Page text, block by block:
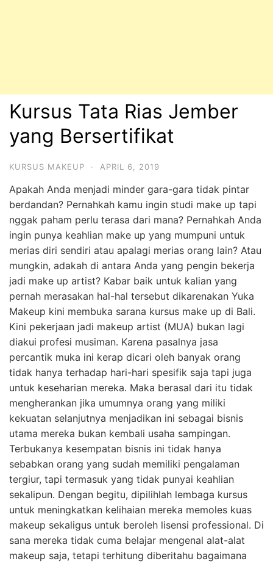
Kursus Tata Rias Jember
yang Bersertifikat
KURSUS MAKEUP · APRIL 6, 2019
Apakah Anda menjadi minder gara-gara tidak pintar
berdandan? Pernahkah kamu ingin studi make up tapi
nggak paham perlu terasa dari mana? Pernahkah Anda
ingin punya keahlian make up yang mumpuni untuk
merias diri sendiri atau apalagi merias orang lain? Atau
mungkin, adakah di antara Anda yang pengin bekerja
jadi make up artist? Kabar baik untuk kalian yang
pernah merasakan hal-hal tersebut dikarenakan Yuka
Makeup kini membuka sarana kursus make up di Bali.
Kini pekerjaan jadi makeup artist (MUA) bukan lagi
diakui profesi musiman. Karena pasalnya jasa
percantik muka ini kerap dicari oleh banyak orang
tidak hanya terhadap hari-hari spesifik saja tapi juga
untuk keseharian mereka. Maka berasal dari itu tidak
mengherankan jika umumnya orang yang miliki
kekuatan selanjutnya menjadikan ini sebagai bisnis
utama mereka bukan kembali usaha sampingan.
Terbukanya kesempatan bisnis ini tidak hanya
sebabkan orang yang sudah memiliki pengalaman
tergiur, tapi termasuk yang tidak punyai keahlian
sekalipun. Dengan begitu, dipilihlah lembaga kursus
untuk meningkatkan kelihaian mereka memoles kuas
makeup sekaligus untuk beroleh lisensi professional. Di
sana mereka tidak cuma belajar mengenal alat-alat
makeup saja, tetapi terhitung diberitahu bagaimana